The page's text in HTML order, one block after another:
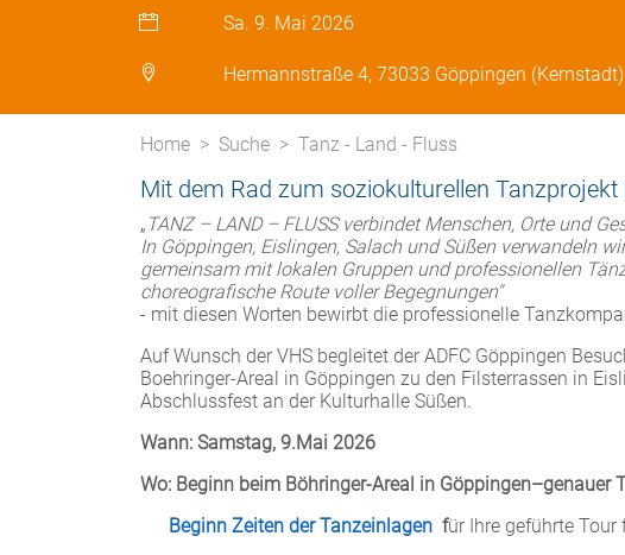
Sa. 9. Mai 2026
Hermannstraße 4, 73033 Göppingen (Kernstadt)
Home Suche Tanz - Land - Fluss
Mit dem Rad zum soziokulturellen Tanzprojekt
„ TANZ – LAND – FLUSS verbindet Menschen, Orte und
In Göppingen, Eislingen, Salach und Süßen verwandeln
gemeinsam mit lokalen Gruppen und professionellen
choreografische Route voller Begegnungen"
- mit diesen Worten bewirbt die professionelle
Auf Wunsch der VHS begleitet der ADFC Göppingen
Boehringer-Areal in Göppingen zu den Filsterrassen in
Abschlussfest an der Kulturhalle Süßen.
Wann: Samstag, 9.Mai 2026
Wo: Beginn beim Böhringer-Areal in Göppingen–genauer
Beginn Zeiten der Tanzeinlagen für Ihre geführte Tour